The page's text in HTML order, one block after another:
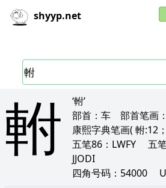
shyyp.net
軵
‘軵’
部首： 车 部首笔画：
康熙字典笔画( 軵:12
五笔86： LWFY 五
JJODI
四角号码： 54000